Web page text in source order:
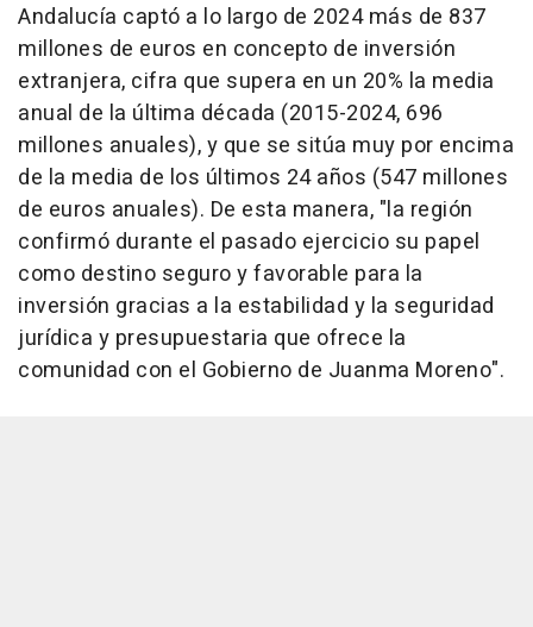
Andalucía captó a lo largo de 2024 más de 837
millones de euros en concepto de inversión
extranjera, cifra que supera en un 20% la media
anual de la última década (2015-2024, 696
millones anuales), y que se sitúa muy por encima
de la media de los últimos 24 años (547 millones
de euros anuales). De esta manera, "la región
confirmó durante el pasado ejercicio su papel
como destino seguro y favorable para la
inversión gracias a la estabilidad y la seguridad
jurídica y presupuestaria que ofrece la
comunidad con el Gobierno de Juanma Moreno".